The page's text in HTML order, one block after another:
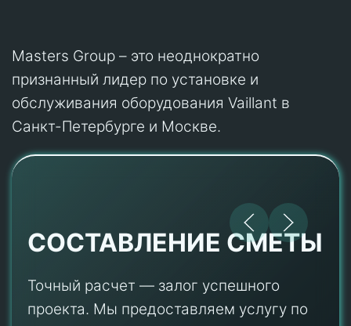
Masters Group – это неоднократно
признанный лидер по установке и
обслуживания оборудования Vaillant в
Санкт-Петербурге и Москве.
СОСТАВЛЕНИЕ СМЕТЫ
Точный расчет — залог успешного
проекта. Мы предоставляем услугу по